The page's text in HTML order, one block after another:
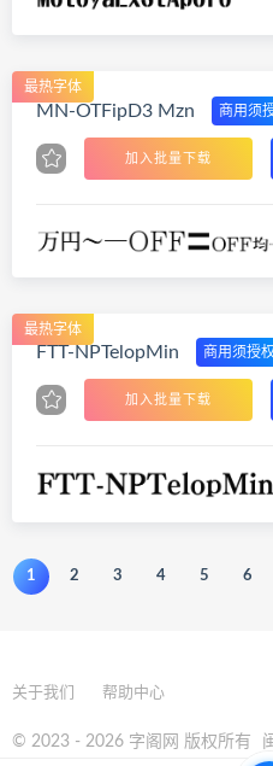
最热字体
MN-OTFipD3 Mzn 商用须
加入批量下载
最热字体
FTT-NPTelopMin 商用须授权
加入批量下载
1 2 3 4 5 6
关于我们 帮助中心
© 2023 - 2026 字阁网 版权所有